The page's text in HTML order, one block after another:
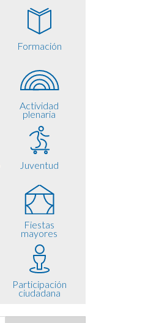
Formación
Actividad
plenaria
Juventud
Fiestas
mayores
Participación
ciudadana